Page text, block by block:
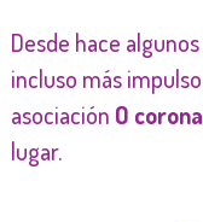
Desde hace
incluso más
asociación O
lugar.